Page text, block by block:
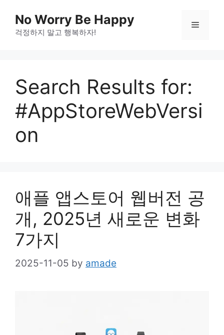
content
No Worry Be Happy
걱정하지 말고 행복하자!
Menu
Search Results for:
#AppStoreWebVersi
on
애플 앱스토어 웹버전 공
개, 2025년 새로운 변화
7가지
2025-11-05 by amade